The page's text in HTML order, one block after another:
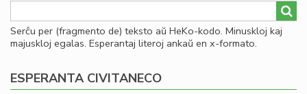
Serĉu per (fragmento de) teksto aŭ HeKo-kodo. Minuskloj kaj
majuskloj egalas. Esperantaj literoj ankaŭ en x-formato.
ESPERANTA CIVITANECO